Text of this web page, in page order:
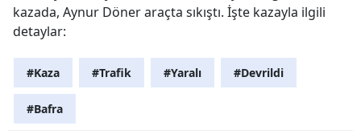
kazada, Aynur Döner araçta sıkıştı. İşte kazayla ilgili
detaylar:
#Kaza #Trafik #Yaralı #Devrildi
#Bafra